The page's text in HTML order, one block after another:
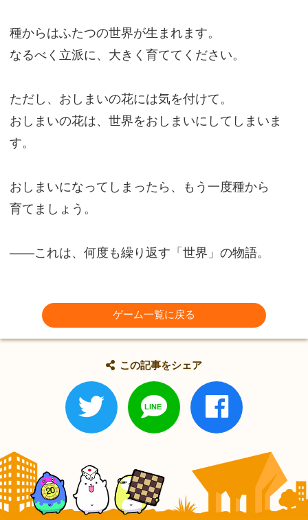
種からはふたつの世界が生まれます。
なるべく立派に、大きく育ててください。
ただし、おしまいの花には気を付けて。
おしまいの花は、世界をおしまいにしてしまいま
す。
おしまいになってしまったら、もう一度種から
育てましょう。
――これは、何度も繰り返す「世界」の物語。
ゲーム一覧に戻る
この記事をシェア